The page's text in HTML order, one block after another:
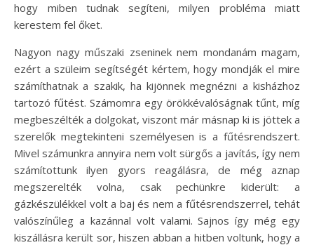
hogy miben tudnak segíteni, milyen probléma miatt
kerestem fel őket.
Nagyon nagy műszaki zseninek nem mondanám magam,
ezért a szüleim segítségét kértem, hogy mondják el mire
számíthatnak a szakik, ha kijönnek megnézni a kisházhoz
tartozó fűtést. Számomra egy örökkévalóságnak tűnt, míg
megbeszélték a dolgokat, viszont már másnap ki is jöttek a
szerelők megtekinteni személyesen is a fűtésrendszert.
Mivel számunkra annyira nem volt sürgős a javítás, így nem
számítottunk ilyen gyors reagálásra, de még aznap
megszerelték volna, csak pechünkre kiderült: a
gázkészülékkel volt a baj és nem a fűtésrendszerrel, tehát
valószínűleg a kazánnal volt valami. Sajnos így még egy
kiszállásra került sor, hiszen abban a hitben voltunk, hogy a